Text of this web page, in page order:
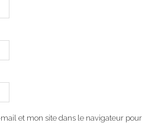
et mon site dans le navigateur pour